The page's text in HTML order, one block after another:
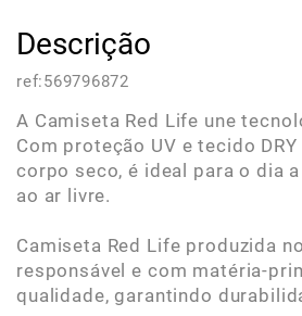
Descrição
ref:569796872
A Camiseta Red Life une
Com proteção UV e tecido
corpo seco, é ideal para o dia
ao ar livre.
Camiseta Red Life produzida
responsável e com matéria-
qualidade, garantindo